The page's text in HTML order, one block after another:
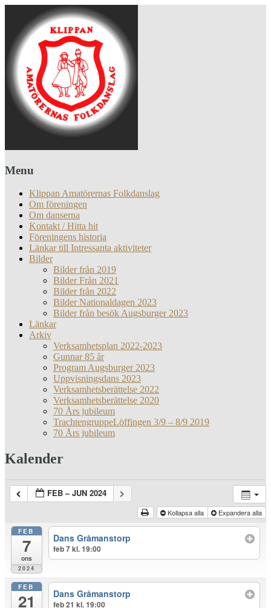
Menu
Klippan Amatörernas Folkdanslag
Om föreningen
Om danserna
Kontakt / Hitta hit
Föreningens historia
Länkar till Intressanta aktiviteter
Bilder
Bilder från 2019
Bilder Från 2021
Bilder från 2022
Bilder Nationaldagen 2023
Bilder från besök Augsburger 2023
Länkar
Arkiv
Verksamhetsplan 2022-2023
Gunnar 85 år
Program Augsburger 2023
Uppvisningsdans 2023
Verksamhetsberättelse 2022
Verksamhetsberättelse 2020
70 Års jubileum
TrachtengruppeLöffingen 3/9 – 8/9 2019
70 Års jubileum
Kalender
FEB – JUN 2024
Kollapsa alla Expandera alla
FEB
7
ons
2024
Dans Gråmanstorp
feb 7 kl. 19:00
FEB
21 Dans Gråmanstorp
feb 21 kl. 19:00